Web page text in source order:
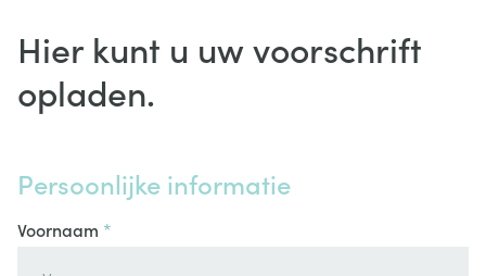
Hier kunt u uw voorschrift
opladen.
Persoonlijke informatie
Voornaam